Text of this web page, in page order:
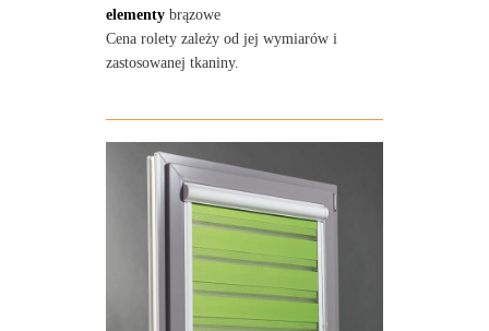
elementybrązowe
Cena rolety zależy od jej wymiarów i
zastosowanej tkaniny.